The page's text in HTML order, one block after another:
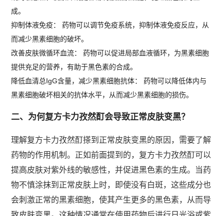
成。
抑制体液免疫： 药物可以调节免疫系统，抑制体液免疫反应，从
而减少黑素细胞的破坏。
改善皮肤微循环血流： 药物可以促进局部血液循环，为黑素细胞
提供充足的营养，有助于黑色素的合成。
降低血清总IgG含量，减少黑素细胞抗体： 药物可以降低体内与
黑素细胞破坏相关的抗体水平，从而减少黑素细胞的损伤。
二、为何复方卡力孜然酊会导致正常皮肤变黑？
理解复方卡力孜然酊搽到正常皮肤变黑的原因，需要了解
药物的作用机制。正如前面提到的，复方卡力孜然酊可以
提高皮肤对紫外线的敏感性，并促进黑色素的生成。当药
物不慎涂抹到正常皮肤上时，即使没有白斑，这些成分也
会刺激正常的黑素细胞，使其产生更多的黑色素，从而导